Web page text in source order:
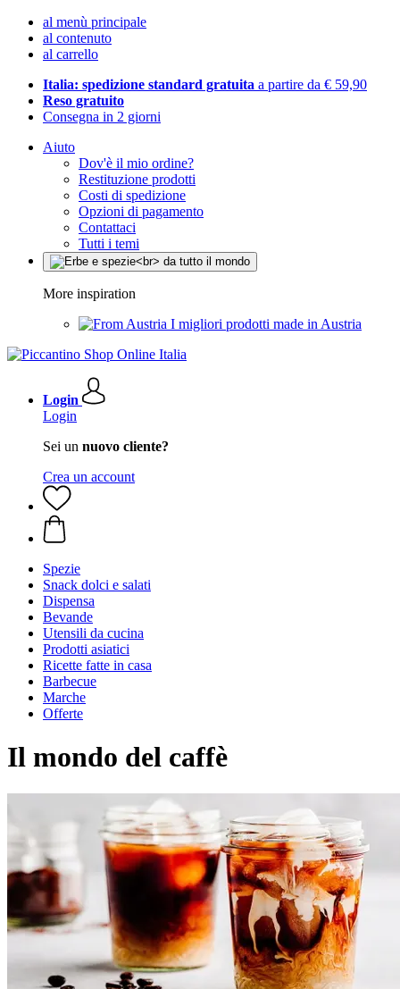
al menù principale
al contenuto
al carrello
Italia: spedizione standard gratuita a partire da € 59,90
Reso gratuito
Consegna in 2 giorni
Aiuto
Dov'è il mio ordine?
Restituzione prodotti
Costi di spedizione
Opzioni di pagamento
Contattaci
Tutti i temi
More inspiration
I migliori prodotti made in Austria
Login
Login
Sei un nuovo cliente?
Crea un account
Spezie
Snack dolci e salati
Dispensa
Bevande
Utensili da cucina
Prodotti asiatici
Ricette fatte in casa
Barbecue
Marche
Offerte
Il mondo del caffè